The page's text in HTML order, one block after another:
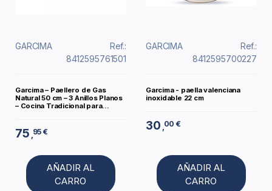
GARCIMA
Ref.:
8412595761501
Garcima – Paellero de Gas
Natural 50 cm – 3 Anillos Planos
– Cocina Tradicional para...
75 95 €
AÑADIR AL
CARRO
GARCIMA
Ref.:
8412595700227
Garcima - paella valenciana
inoxidable 22 cm
30 00 €
AÑADIR AL
CARRO